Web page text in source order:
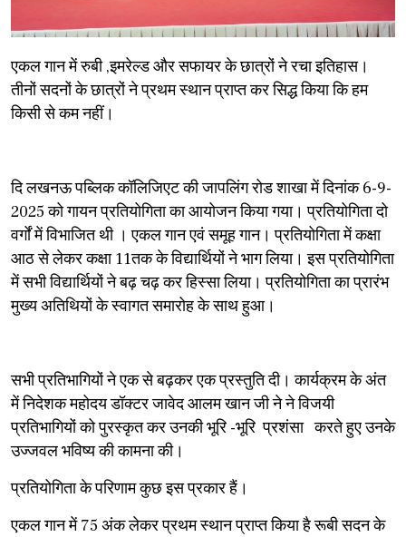
एकल गान में रुबी ,इमरेल्ड और सफायर के छात्रों ने रचा इतिहास।
तीनों सदनों के छात्रों ने प्रथम स्थान प्राप्त कर सिद्ध किया कि हम
किसी से कम नहीं।
दि लखनऊ पब्लिक कॉलिजिएट की जापलिंग रोड शाखा में दिनांक 6-9-
2025 को गायन प्रतियोगिता का आयोजन किया गया। प्रतियोगिता दो
वर्गों में विभाजित थी । एकल गान एवं समूह गान। प्रतियोगिता में कक्षा
आठ से लेकर कक्षा 11तक के विद्यार्थियों ने भाग लिया। इस प्रतियोगिता
में सभी विद्यार्थियों ने बढ़ चढ़ कर हिस्सा लिया। प्रतियोगिता का प्रारंभ
मुख्य अतिथियों के स्वागत समारोह के साथ हुआ।
सभी प्रतिभागियों ने एक से बढ़कर एक प्रस्तुति दी। कार्यक्रम के अंत
में निदेशक महोदय डॉक्टर जावेद आलम खान जी ने ने विजयी
प्रतिभागियों को पुरस्कृत कर उनकी भूरि -भूरि प्रशंसा करते हुए उनके
उज्जवल भविष्य की कामना की।
प्रतियोगिता के परिणाम कुछ इस प्रकार हैं।
एकल गान में 75 अंक लेकर प्रथम स्थान प्राप्त किया है रूबी सदन के